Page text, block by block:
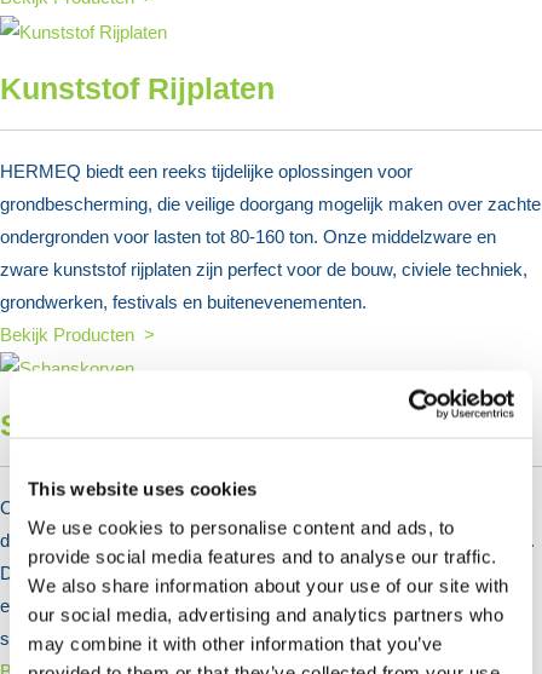
This website uses cookies
We use cookies to personalise content and ads, to
provide social media features and to analyse our traffic.
We also share information about your use of our site with
our social media, advertising and analytics partners who
may combine it with other information that you’ve
Kunststof Rijplaten
HERMEQ biedt een reeks tijdelijke oplossingen voor
grondbescherming, die veilige doorgang mogelijk maken over zachte
ondergronden voor lasten tot 80-160 ton. Onze middelzware en
zware kunststof rijplaten zijn perfect voor de bouw, civiele techniek,
grondwerken, festivals en buitenevenementen.
Bekijk Producten >
Schanskorven
Onze gelaste schanskorven worden in Europa gemaakt met
dimensionaal stabiel gaas, verkrijgbaar in verschillende draaddiktes.
Deze duurzame en hoogwaardige gaasgabionen zijn ideaal voor
erosiebestrijding en landschapsarchitectuur, en waarborgen
structurele integriteit en duurzaamheid in diverse toepassingen.